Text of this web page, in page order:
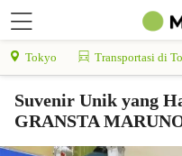
Tokyo Transportasi di
Suvenir Unik yang
GRANSTA